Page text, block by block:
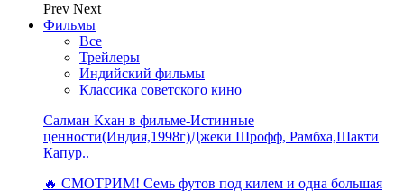
Prev Next
Фильмы
Все
Трейлеры
Индийский фильмы
Классика советского кино
Салман Кхан в фильме-Истинные
ценности(Индия,1998г)Джеки Шрофф, Рамбха,Шакти
Капур..
🔥 СМОТРИМ! Семь футов под килем и одна большая